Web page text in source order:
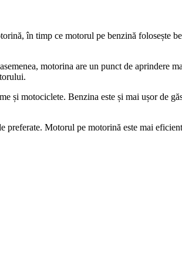
în timp ce motorul pe benzină folosește
motorina are un punct de aprindere
și motociclete. Benzina este și mai ușor de
Motorul pe motorină este mai